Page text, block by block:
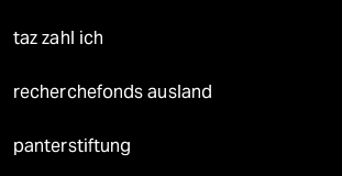
taz zahl ich
recherchefonds ausland
panterstiftung